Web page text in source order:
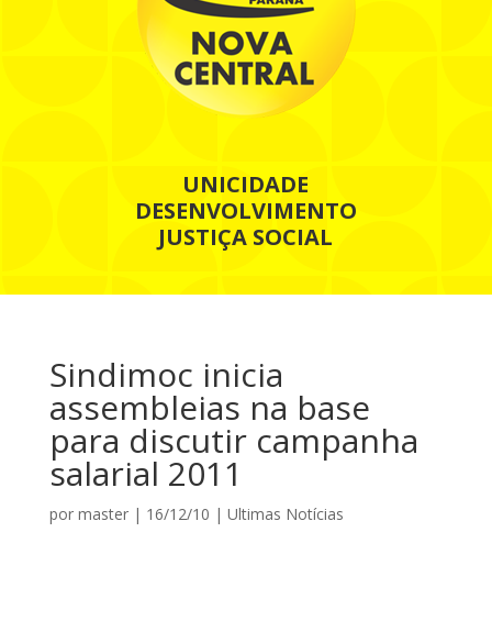
UNICIDADE
DESENVOLVIMENTO
JUSTIÇA SOCIAL
Sindimoc inicia
assembleias na base
para discutir campanha
salarial 2011
por master| 16/12/10 | Ultimas Notícias